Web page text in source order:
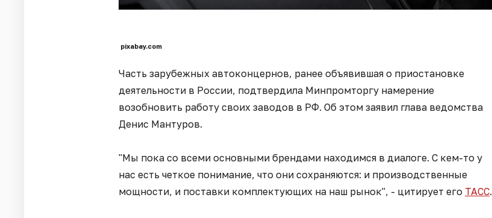
pixabay.com
Часть зарубежных автоконцернов, ранее объявившая о приостановке
деятельности в России, подтвердила Минпромторгу намерение
возобновить работу своих заводов в РФ. Об этом заявил глава ведомства
Денис Мантуров.
"Мы пока со всеми основными брендами находимся в диалоге. С кем-то у
нас есть четкое понимание, что они сохраняются: и производственные
мощности, и поставки комплектующих на наш рынок", - цитирует его ТАСС.